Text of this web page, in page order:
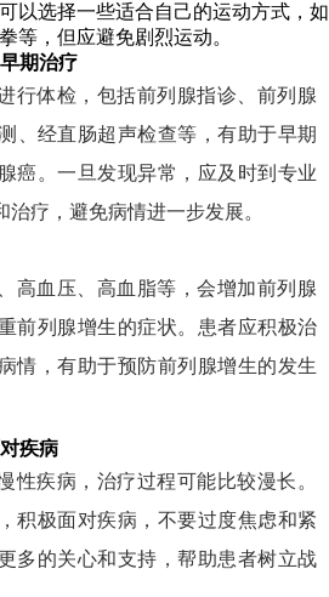
以选择一些适合自己的运动方式，如
等，但应避免剧烈运动。
期治疗
行体检，包括前列腺指诊、前列腺
、经直肠超声检查等，有助于早期
癌。一旦发现异常，应及时到专业
疗，避免病情进一步发展。
高血压、高血脂等，会增加前列腺
前列腺增生的症状。患者应积极治
情，有助于预防前列腺增生的发生
疾病
性疾病，治疗过程可能比较漫长。
积极面对疾病，不要过度焦虑和紧
多的关心和支持，帮助患者树立战